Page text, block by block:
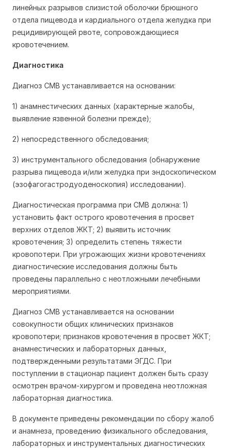
линейных разрывов слизистой оболочки брюшного
отдела пищевода и кардиального отдела желудка при
рецидивирующей рвоте, сопровождающиеся
кровотечением.
Диагностика
Диагноз СМВ устанавливается на основании:
1) анамнестических данных (характерные жалобы,
выявление язвенной болезни прежде);
2) непосредственного обследования;
3) инструментального обследования (обнаружение
разрыва пищевода и/или желудка при эндоскопическом
(эзофагогастродуоденоскопия) исследовании).
Диагностическая программа при СМВ должна: 1)
установить факт острого кровотечения в просвет
верхних отделов ЖКТ; 2) выявить источник
кровотечения; 3) определить степень тяжести
кровопотери. При угрожающих жизни кровотечениях
диагностические исследования должны быть
проведены параллельно с неотложными лечебными
мероприятиями.
Диагноз СМВ устанавливается на основании
совокупности общих клинических признаков
кровопотери; признаков кровотечения в просвет ЖКТ;
анамнестических и лабораторных данных,
подтвержденными результатами ЭГДС. При
поступлении в стационар пациент должен быть сразу
осмотрен врачом-хирургом и проведена неотложная
лабораторная диагностика.
В документе приведены рекомендации по сбору жалоб
и анамнеза, проведению физикального обследования,
лабораторных и инструментальных диагностических